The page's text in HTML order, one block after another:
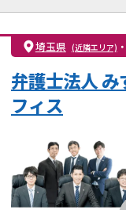
離婚前相談
親権・面会交流権
不貞・不倫慰謝料請求
財産分与
埼玉県 (近隣エリア) ・
弁護士法人
フィス